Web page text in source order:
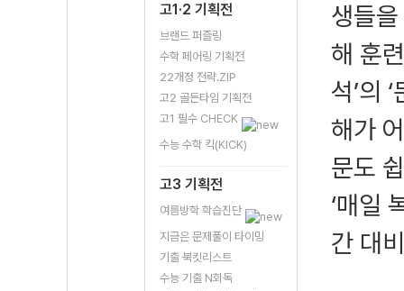
고1·2 기획전
브랜드 퍼즐링
수학 페어링 기획전
22개정 전략.ZIP
고2 골든타임 기획전
고1 필수 CHECK
수능 수학 킥(KICK)
고3 기획전
여름방학 학습진단
지금은 문제풀이 타이밍
기출 북킷리스트
수능 기출 N회독
생들
해 훈
석’의
해가
문도
‘매일
간 대